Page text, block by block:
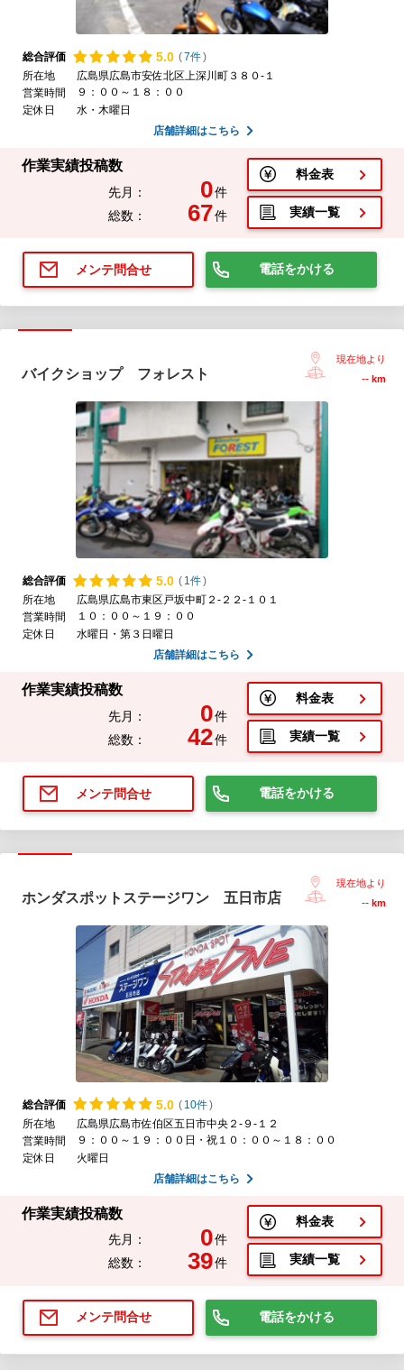
総合評価 5.0 (7件)
所在地
広島県広島市安佐北区上深川町３８０-１
営業時間
９：００～１８：００
定休日
水・木曜日
店舗詳細はこちら
作業実績投稿数
先月： 0件
総数：
67件
料金表
実績一覧
メンテ問合せ 電話をかける
バイクショップ フォレスト
現在地より
-- km
総合評価 5.0 ( 1件)
所在地
広島県広島市東区戸坂中町２-２２-１０１
営業時間
１０：００～１９：００
定休日
水曜日・第３日曜日
店舗詳細はこちら
作業実績投稿数
先月： 0件
総数：
42件
料金表
実績一覧
メンテ問合せ 電話をかける
ホンダスポットステージワン 五日市店
現在地より
-- km
総合評価 5.0 ( 10件)
所在地
広島県広島市佐伯区五日市中央２-９-１２
営業時間
９：００～１９：００日・祝１０：００～１８：００
定休日
火曜日
店舗詳細はこちら
作業実績投稿数
先月： 0件
総数：
39件
料金表
実績一覧
メンテ問合せ 電話をかける